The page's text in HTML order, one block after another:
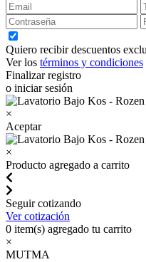
Quiero recibir descuentos
Ver los términos y condiciones
Finalizar registro
o iniciar sesión
×
Aceptar
×
Producto agregado a carrito
Seguir cotizando
Ver cotización
0 item(s) agregado tu carrito
×
MUTMA